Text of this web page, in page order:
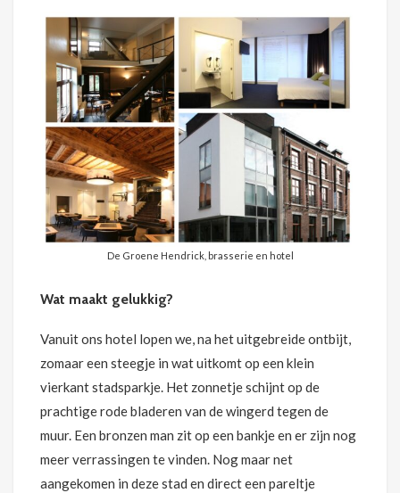
De Groene Hendrick, brasserie en hotel
Wat maakt gelukkig?
Vanuit ons hotel lopen we, na het uitgebreide ontbijt,
zomaar een steegje in wat uitkomt op een klein
vierkant stadsparkje. Het zonnetje schijnt op de
prachtige rode bladeren van de wingerd tegen de
muur. Een bronzen man zit op een bankje en er zijn nog
meer verrassingen te vinden. Nog maar net
aangekomen in deze stad en direct een pareltje